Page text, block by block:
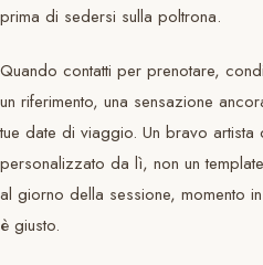
prima di sedersi sulla poltrona.
Quando contatti per prenotare,
un riferimento, una sensazione
tue date di viaggio. Un bravo artista
personalizzato da lì, non un
al giorno della sessione, momento
è giusto.